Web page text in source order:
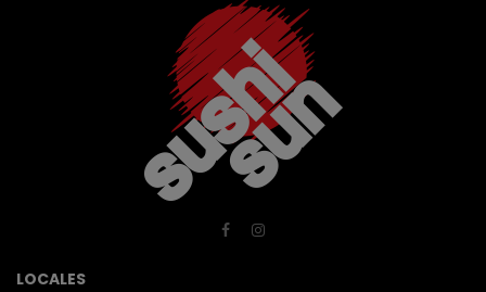
LOCALES